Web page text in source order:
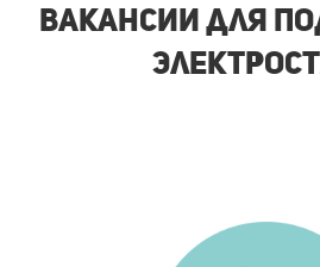
Вакансии для